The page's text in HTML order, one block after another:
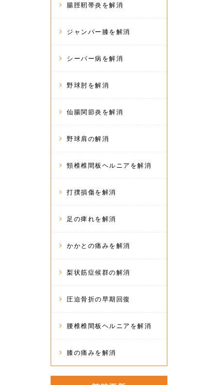
腸脛靭帯炎を解消
ジャンパー膝を解消
シーバー病を解消
野球肘を解消
仙腸関節炎を解消
野球肩の解消
頸椎椎間板ヘルニアを解消
打撲損傷を解消
足の痺れを解消
かかとの痛みを解消
梨状筋症候群の解消
圧迫骨折の早期回復
腰椎椎間板ヘルニアを解消
膝の痛みを解消